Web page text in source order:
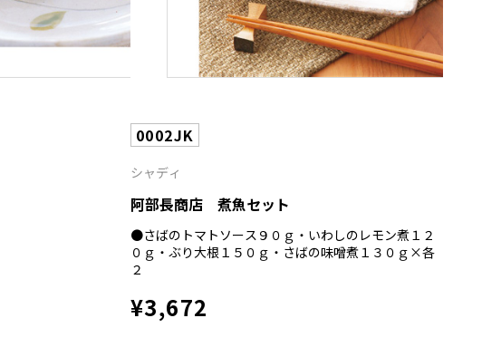
0002JK
シャディ
阿部長商店 煮魚セット
●さばのトマトソース９０ｇ・いわしのレモン煮１２
０ｇ・ぶり大根１５０ｇ・さばの味噌煮１３０ｇ×各
２
¥3,672